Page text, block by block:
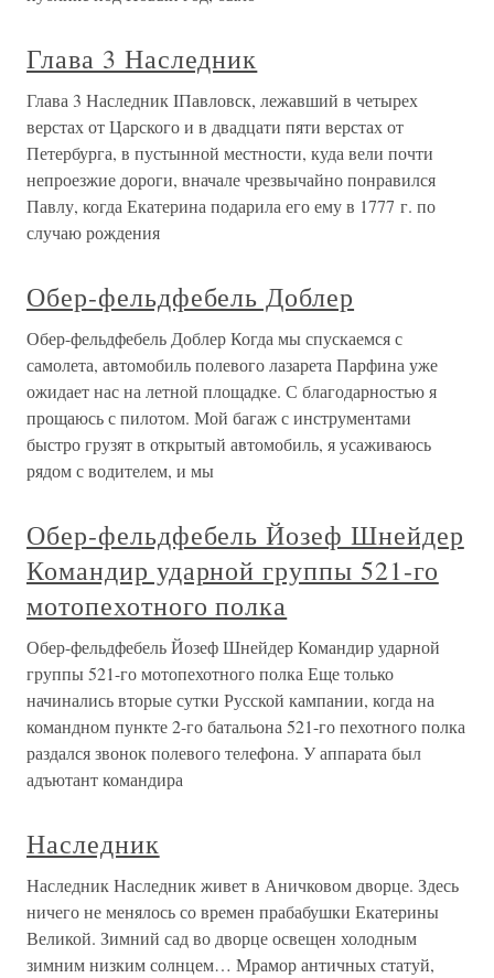
Глава 3 Наследник
Глава 3 Наследник IПавловск, лежавший в четырех
верстах от Царского и в двадцати пяти верстах от
Петербурга, в пустынной местности, куда вели почти
непроезжие дороги, вначале чрезвычайно понравился
Павлу, когда Екатерина подарила его ему в 1777 г. по
случаю рождения
Обер-фельдфебель Доблер
Обер-фельдфебель Доблер Когда мы спускаемся с
самолета, автомобиль полевого лазарета Парфина уже
ожидает нас на летной площадке. С благодарностью я
прощаюсь с пилотом. Мой багаж с инструментами
быстро грузят в открытый автомобиль, я усаживаюсь
рядом с водителем, и мы
Обер-фельдфебель Йозеф Шнейдер
Командир ударной группы 521-го
мотопехотного полка
Обер-фельдфебель Йозеф Шнейдер Командир ударной
группы 521-го мотопехотного полка Еще только
начинались вторые сутки Русской кампании, когда на
командном пункте 2-го батальона 521-го пехотного полка
раздался звонок полевого телефона. У аппарата был
адъютант командира
Наследник
Наследник Наследник живет в Аничковом дворце. Здесь
ничего не менялось со времен прабабушки Екатерины
Великой. Зимний сад во дворце освещен холодным
зимним низким солнцем… Мрамор античных статуй,